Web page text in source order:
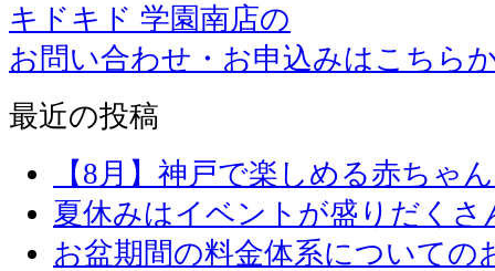
キドキド 学園南店の
お問い合わせ・お申込みはこちら
最近の投稿
【8月】神戸で楽しめる赤ちゃ
夏休みはイベントが盛りだくさ
お盆期間の料金体系についての